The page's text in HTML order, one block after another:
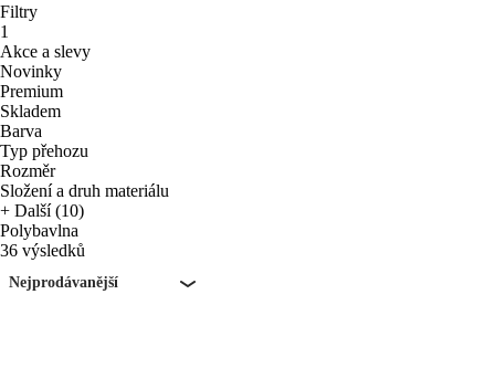
Filtry
1
Akce a slevy
Novinky
Premium
Skladem
Barva
Typ přehozu
Rozměr
Složení a druh materiálu
+ Další (10)
Polybavlna
36 výsledků
Nejprodávanější